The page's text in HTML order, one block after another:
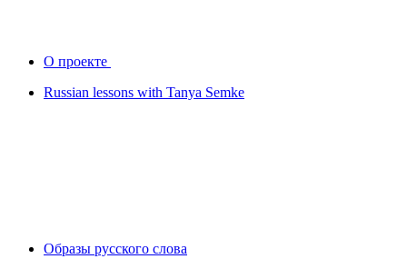
О проекте
Russian lessons with Tanya Semke
Образы русского слова